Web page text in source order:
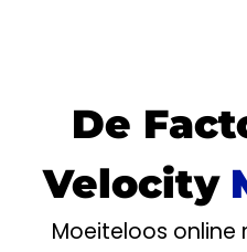
De
Velocity
Moeiteloos online